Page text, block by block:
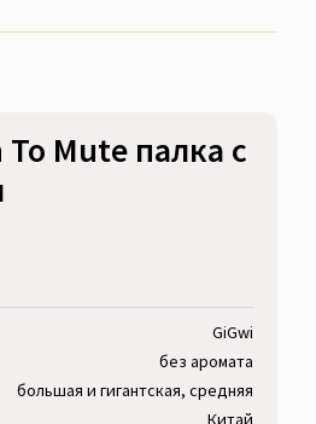
Mute палка с
GiGwi
без аромата
большая и гигантская, средняя
Китай